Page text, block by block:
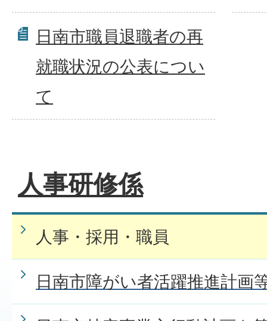
日南市職員退職者の再
就職状況の公表につい
て
人事研修係
人事・採用・職員
日南市障がい者活躍推進計画